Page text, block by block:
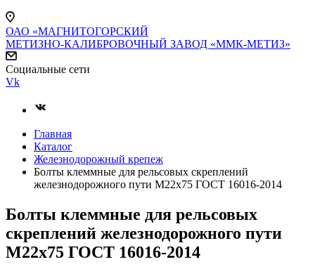
ОАО «МАГНИТОГОРСКИЙ
МЕТИЗНО-КАЛИБРОВОЧНЫЙ ЗАВОД «ММК-МЕТИЗ»
Социальные сети
Vk
Главная
Каталог
Железнодорожный крепеж
Болты клеммные для рельсовых скреплений
железнодорожного пути М22х75 ГОСТ 16016-2014
Болты клеммные для рельсовых
скреплений железнодорожного пути
М22х75 ГОСТ 16016-2014